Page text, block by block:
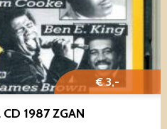
€ 3,-
1987 ZGAN